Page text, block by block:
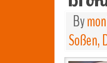
By
Soßen,